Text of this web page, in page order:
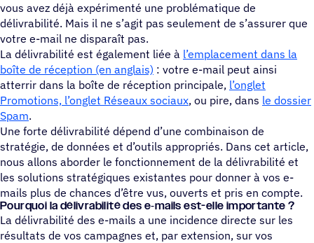
vous avez déjà expérimenté une problématique de
délivrabilité. Mais il ne s’agit pas seulement de s’assurer que
votre e-mail ne disparaît pas.
La délivrabilité est également liée à l’emplacement dans la
boîte de réception (en anglais) : votre e-mail peut ainsi
atterrir dans la boîte de réception principale, l’onglet
Promotions, l’onglet Réseaux sociaux, ou pire, dans le dossier
Spam.
Une forte délivrabilité dépend d’une combinaison de
stratégie, de données et d’outils appropriés. Dans cet article,
nous allons aborder le fonctionnement de la délivrabilité et
les solutions stratégiques existantes pour donner à vos e-
mails plus de chances d’être vus, ouverts et pris en compte.
Pour­quoi la déli­vra­bi­lité des e‑mails est-elle importante ?
La délivrabilité des e-mails a une incidence directe sur les
résultats de vos campagnes et, par extension, sur vos